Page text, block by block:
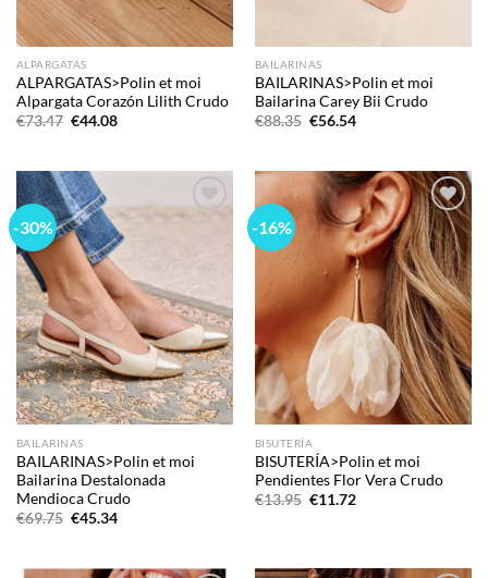
ALPARGATAS
ALPARGATAS>Polin et moi
Alpargata Corazón Lilith Crudo
€73.47 El
€73.47.
€44.08El
€44.08.
BAILARINAS
BAILARINAS>Polin et moi
Bailarina Carey Bii Crudo
€88.35 El
€88.35.
€56.54El
€56.54.
-30%
BAILARINAS
BAILARINAS>Polin et moi
Bailarina Destalonada
Mendioca Crudo
€69.75 El
€69.75.
€45.34El
€45.34.
-16%
Add to
wishlist
BISUTERÍA
BISUTERÍA>Polin et moi
Pendientes Flor Vera Crudo
€13.95 El
€11.72El